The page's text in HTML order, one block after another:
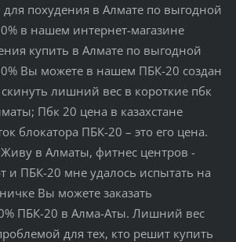
похудения в Алмате по выгодной
в нашем интернет-магазине
купить в Алмате по выгодной
Вы можете в нашем ПБК-20 создан
скинуть лишний вес в короткие пбк
Пбк 20 цена в казахстане
блокатора ПБК-20 – это его цена.
в Алматы, фитнес центров -
и ПБК-20 мне удалось испытать на
Вы можете заказать
ПБК-20 в Алма-Аты. Лишний вес
для тех, кто решит купить